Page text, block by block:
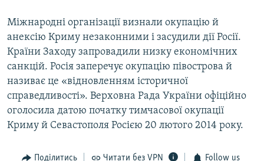
Міжнародні організації визнали окупацію й
анексію Криму незаконними і засудили дії Росії.
Країни Заходу запровадили низку економічних
санкцій. Росія заперечує окупацію півострова й
називає це «відновленням історичної
справедливості». Верховна Рада України офіційно
оголосила датою початку тимчасової окупації
Криму й Севастополя Росією 20 лютого 2014 року.
Поділитись Читати без VPN Follow us